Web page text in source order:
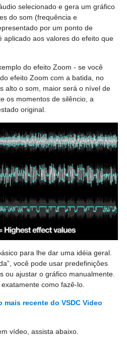
selecionado e gera um gráfico
do som (frequência e
por um ponto de
aplicado aos valores do efeito que
do efeito Zoom - se você
efeito Zoom com a batida, no
alto o som, maior será o nível de
os momentos de silêncio, a
original.
para lhe dar uma idéia geral.
você pode usar predefinições
ou ajustar o gráfico manualmente.
como fazê-lo.
mais recente do VSDC Video
vídeo, assista abaixo.